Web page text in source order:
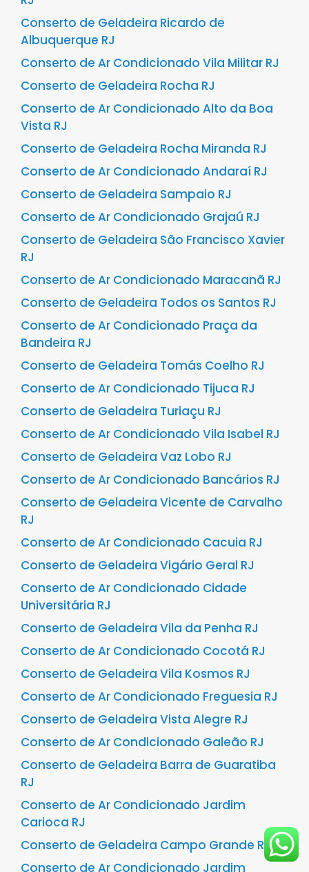
Conserto de Geladeira Ricardo de
Albuquerque RJ
Conserto de Ar Condicionado Vila Militar RJ
Conserto de Geladeira Rocha RJ
Conserto de Ar Condicionado Alto da Boa
Vista RJ
Conserto de Geladeira Rocha Miranda RJ
Conserto de Ar Condicionado Andaraí RJ
Conserto de Geladeira Sampaio RJ
Conserto de Ar Condicionado Grajaú RJ
Conserto de Geladeira São Francisco Xavier
RJ
Conserto de Ar Condicionado Maracanã RJ
Conserto de Geladeira Todos os Santos RJ
Conserto de Ar Condicionado Praça da
Bandeira RJ
Conserto de Geladeira Tomás Coelho RJ
Conserto de Ar Condicionado Tijuca RJ
Conserto de Geladeira Turiaçu RJ
Conserto de Ar Condicionado Vila Isabel RJ
Conserto de Geladeira Vaz Lobo RJ
Conserto de Ar Condicionado Bancários RJ
Conserto de Geladeira Vicente de Carvalho
RJ
Conserto de Ar Condicionado Cacuia RJ
Conserto de Geladeira Vigário Geral RJ
Conserto de Ar Condicionado Cidade
Universitária RJ
Conserto de Geladeira Vila da Penha RJ
Conserto de Ar Condicionado Cocotá RJ
Conserto de Geladeira Vila Kosmos RJ
Conserto de Ar Condicionado Freguesia RJ
Conserto de Geladeira Vista Alegre RJ
Conserto de Ar Condicionado Galeão RJ
Conserto de Geladeira Barra de Guaratiba
RJ
Conserto de Ar Condicionado Jardim
Carioca RJ
Conserto de Geladeira Campo Grande RJ
Conserto de Ar Condicionado Jardim